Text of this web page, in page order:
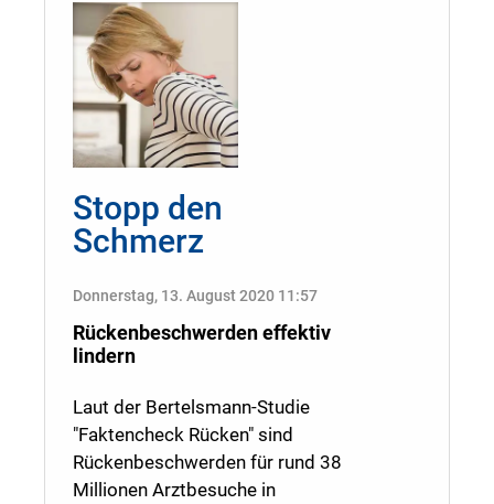
Stopp den
Schmerz
Donnerstag, 13. August 2020 11:57
Rückenbeschwerden effektiv
lindern
Laut der Bertelsmann-Studie
"Faktencheck Rücken" sind
Rückenbeschwerden für rund 38
Millionen Arztbesuche in